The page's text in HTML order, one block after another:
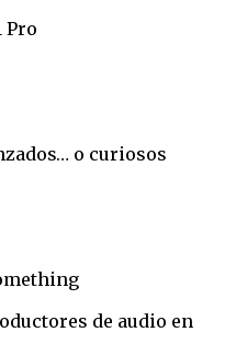
Pro
o curiosos
de audio en